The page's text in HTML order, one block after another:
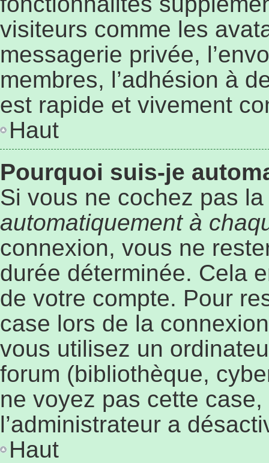
visiteurs comme les
messagerie privée,
membres, l’adhésion à
est rapide et vivement
Haut
Pourquoi suis-je
Si vous ne cochez pas
automatiquement à
connexion, vous ne
durée déterminée. Cela
de votre compte. Pour
case lors de la
vous utilisez un
forum (bibliothèque,
ne voyez pas cette
l’administrateur a
Haut